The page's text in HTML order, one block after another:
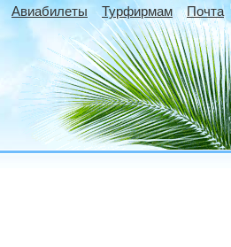
Авиабилеты Турфирмам Почта